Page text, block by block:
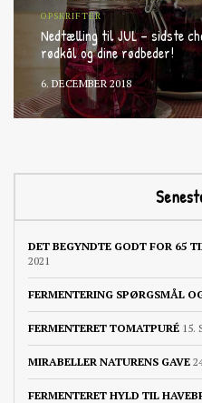
OPSKRIFTER
Nedtælling til JUL – sidste
rødkål og dine rødbeder!
6. DECEMBER 2018
DET BEGYNDTE GODT FOR 65
2021
FERMENTERING SPØRGSMÅL
FERMENTERET TOMATPURÉ 15.
MIRABELLER NATURENS GAVE
FERMENTERET HYLD TIL